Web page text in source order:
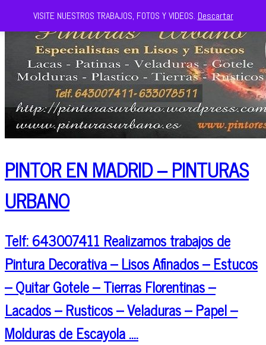
PINTOR EN MADRID – PINTURAS
URBANO
Telf: 643007411 Realizamos trabajos de
Pintura Decorativa – Lisos Afinados – Estucos
– Quitar Gotele – Tierras Florentinas –
Lacados – Rusticos – Veladuras – Papel –
Molduras de Escayola ….
VISITE NUESTROS TRABAJOS, FOTOS Y VIDEOS. Descartar